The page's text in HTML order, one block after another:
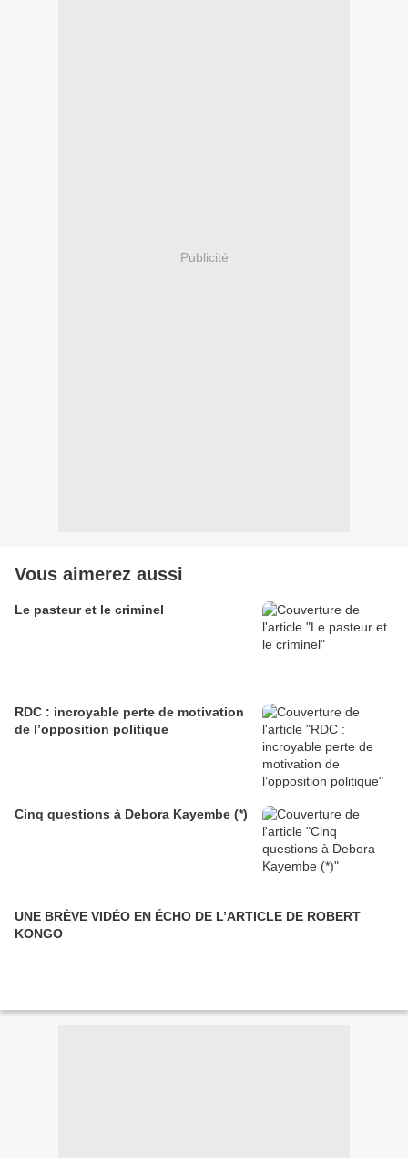
Publicité
Vous aimerez aussi
Le pasteur et le criminel
RDC : incroyable perte de motivation
de l’opposition politique
Cinq questions à Debora Kayembe (*)
UNE BRÈVE VIDÉO EN ÉCHO DE L’ARTICLE DE ROBERT
KONGO